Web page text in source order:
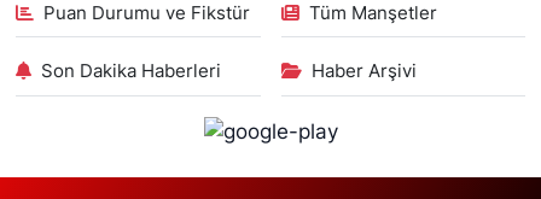
Puan Durumu ve Fikstür Tüm Manşetler
Son Dakika Haberleri Haber Arşivi